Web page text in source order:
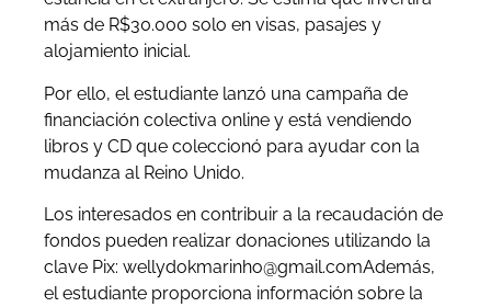
más de R$30.000 solo en visas, pasajes y
alojamiento inicial.
Por ello, el estudiante lanzó una campaña de
financiación colectiva online y está vendiendo
libros y CD que coleccionó para ayudar con la
mudanza al Reino Unido.
Los interesados en contribuir a la recaudación de
fondos pueden realizar donaciones utilizando la
clave Pix: wellydokmarinho@gmail.comAdemás,
el estudiante proporciona información sobre la